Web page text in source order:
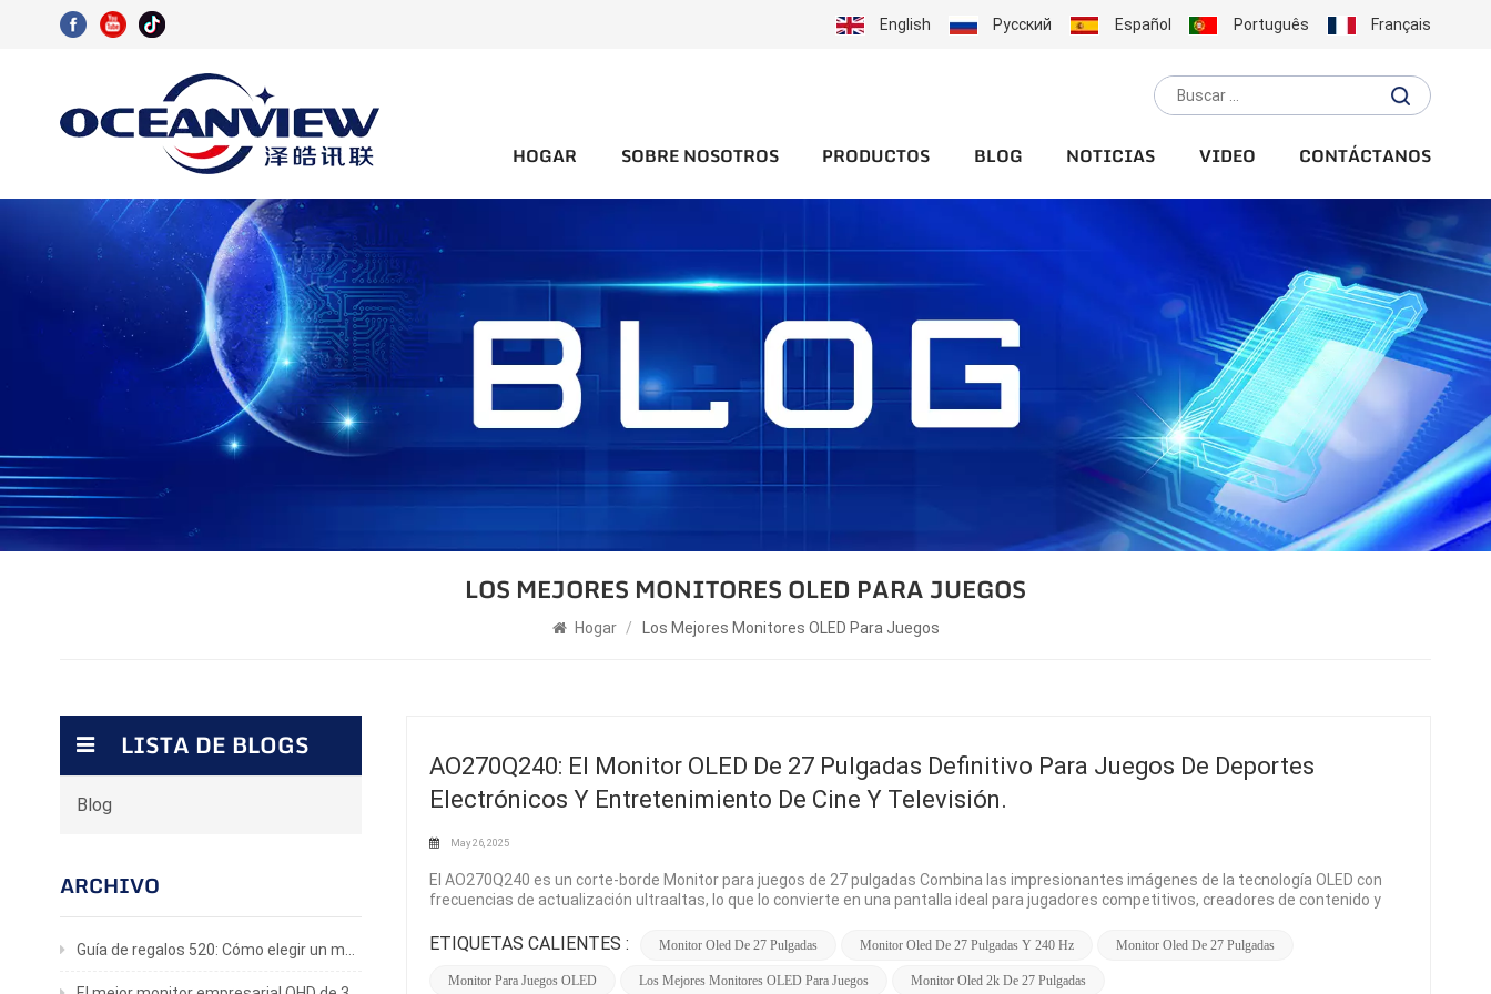
English Русский Español Português Français
HOGAR SOBRE NOSOTROS PRODUCTOS BLOG NOTICIAS VIDEO CONTÁCTANOS
LOS MEJORES MONITORES OLED PARA JUEGOS
Hogar / Los Mejores Monitores OLED Para Juegos
AO270Q240: El Monitor OLED De 27 Pulgadas Definitivo Para Juegos De Deportes
Electrónicos Y Entretenimiento De Cine Y Televisión.
May 26, 2025
El AO270Q240 es un corte-borde Monitor para juegos de 27 pulgadas Combina las impresionantes imágenes de la tecnología OLED con
frecuencias de actualización ultraaltas, lo que lo convierte en una pantalla ideal para jugadores competitivos, creadores de contenido y
0,03 ms, este monitor ofrece una experiencia de juego inigualable. Rendimiento visual inigualableCon un panel OLED, el AO270Q240 ofrece
LCD tradicionales, la tecnología OLED garantiza la ausencia de sangrado de la retroiluminación, lo que resulta en sombras más profundas
ETIQUETAS CALIENTES : Monitor Oled De 27 Pulgadas Monitor Oled De 27 Pulgadas Y 240 Hz Monitor Oled De 27 Pulgadas
Monitor Para Juegos OLED Los Mejores Monitores OLED Para Juegos Monitor Oled 2k De 27 Pulgadas
LISTA DE BLOGS
Blog
ARCHIVO
Guía de regalos 520: Cómo elegir un monitor para juegos que realmente le encantará.